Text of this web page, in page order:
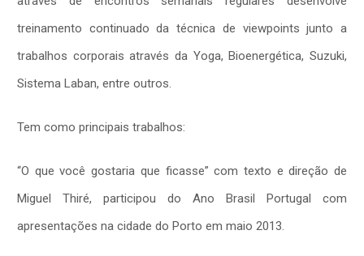
treinamento continuado da técnica de viewpoints junto a
trabalhos corporais através da Yoga, Bioenergética, Suzuki,
Sistema Laban, entre outros.
Tem como principais trabalhos:
“O que você gostaria que ficasse” com texto e direção de
Miguel Thiré, participou do Ano Brasil Portugal com
apresentações na cidade do Porto em maio 2013.